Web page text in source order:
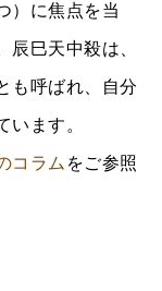
）に焦点を当
巳天中殺は、
も呼ばれ、自分
います。
コラム をご参照